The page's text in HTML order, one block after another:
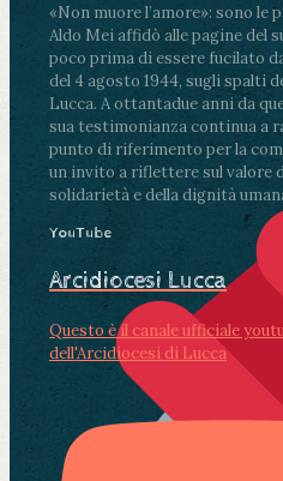
«Non muore l’amore»: sono le
Aldo Mei affidò alle pagine del
poco prima di essere fucilato
del 4 agosto 1944, sugli spalti
Lucca. A ottantadue anni da
sua testimonianza continua a
punto di riferimento per la
un invito a riflettere sul valore
solidarietà e della dignità
YouTube
Arcidiocesi Lucca
Questo è il canale ufficiale
dell'Arcidiocesi di Lucca